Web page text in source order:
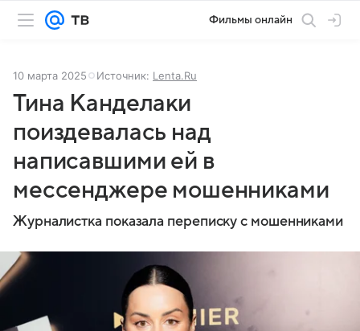
Фильмы онлайн
10 марта 2025 Источник: Lenta.Ru
Тина Канделаки
поиздевалась над
написавшими ей в
мессенджере мошенниками
Журналистка показала переписку с мошенниками